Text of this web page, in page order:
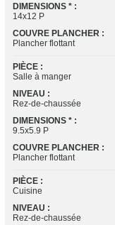
DIMENSIONS * :
14x12 P
COUVRE PLANCHER :
Plancher flottant
PIÈCE :
Salle à manger
NIVEAU :
Rez-de-chaussée
DIMENSIONS * :
9.5x5.9 P
COUVRE PLANCHER :
Plancher flottant
PIÈCE :
Cuisine
NIVEAU :
Rez-de-chaussée